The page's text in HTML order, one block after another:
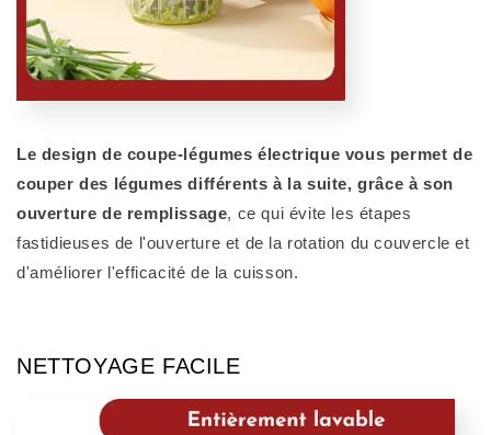
Le design de coupe-légumes électrique vous permet de
couper des légumes différents à la suite, grâce à son
ouverture de remplissage, ce qui évite les étapes
fastidieuses de l'ouverture et de la rotation du couvercle et
d'améliorer l'efficacité de la cuisson.
NETTOYAGE FACILE